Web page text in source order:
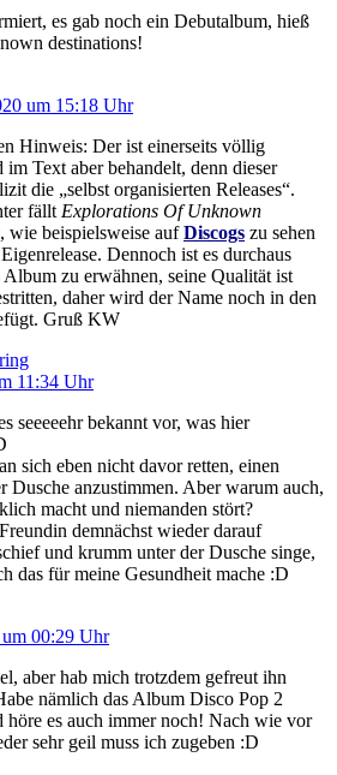
es gab noch ein Debutalbum, hieß
destinations!
um 15:18 Uhr
Hinweis: Der ist einerseits völlig
Text aber behandelt, denn dieser
die „selbst organisierten Releases“.
fällt Explorations Of Unknown
, wie beispielsweise aufDiscogs zu sehen
Dennoch ist es durchaus
zu erwähnen, seine Qualität ist
daher wird der Name noch in den
Gruß KW
11:34 Uhr
seeeeehr bekannt vor, was hier
sich eben nicht davor retten, einen
Dusche anzustimmen. Aber warum auch,
macht und niemanden stört?
demnächst wieder darauf
und krumm unter der Dusche singe,
das für meine Gesundheit mache :D
00:29 Uhr
aber hab mich trotzdem gefreut ihn
nämlich das Album Disco Pop 2
höre es auch immer noch! Nach wie vor
sehr geil muss ich zugeben :D